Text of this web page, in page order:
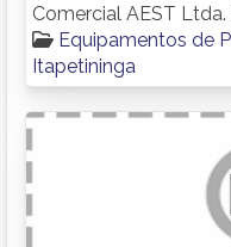
Comercial AEST Ltda.
Equipamentos de
Itapetininga